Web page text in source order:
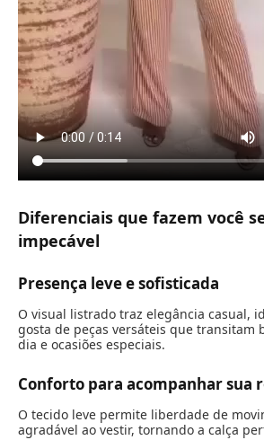
Diferenciais que fazem você
impecável
Presença leve e sofisticada
O visual listrado traz elegância casual,
gosta de peças versáteis que transitam
dia e ocasiões especiais.
Conforto para acompanhar sua
O tecido leve permite liberdade de
agradável ao vestir, tornando a calça